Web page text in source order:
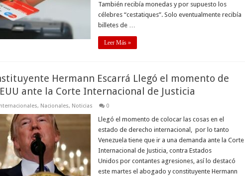
También recibía monedas y por supuesto los
célebres “cestatiques”. Solo eventualmente recibía
billetes de …
Leer Más »
Hermann Escarrá Llegó el momento de
ante la Corte Internacional de Justicia
, Nacionales, Noticias 0
Llegó el momento de colocar las cosas en el
estado de derecho internacional, por lo tanto
Venezuela tiene que ir a una demanda ante la Corte
Internacional de Justicia, contra Estados
Unidos por contantes agresiones, así lo destacó
este martes el abogado y constituyente Hermann